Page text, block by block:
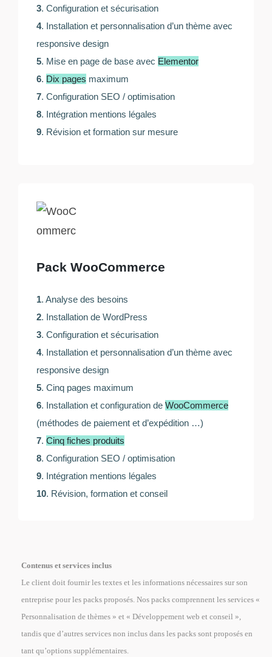
3. Configuration et sécurisation
4. Installation et personnalisation d’un thème avec
responsive design
5. Mise en page de base avec Elementor
6. Dix pages maximum
7. Configuration SEO / optimisation
8. Intégration mentions légales
9. Révision et formation sur mesure
Pack WooCommerce
1. Analyse des besoins
2. Installation de WordPress
3. Configuration et sécurisation
4. Installation et personnalisation d’un thème avec
responsive design
5. Cinq pages maximum
6. Installation et configuration de WooCommerce
(méthodes de paiement et d’expédition …)
7. Cinq fiches produits
8. Configuration SEO / optimisation
9. Intégration mentions légales
10. Révision, formation et conseil
Contenus et services inclus
Le client doit fournir les textes et les informations nécessaires sur son
entreprise pour les packs proposés. Nos packs comprennent les services «
Personnalisation de thèmes » et « Développement web et conseil »,
tandis que d’autres services non inclus dans les packs sont proposés en
tant qu’options supplémentaires.